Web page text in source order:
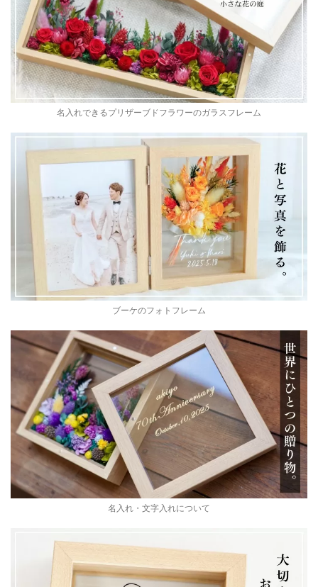
名入れできるプリザーブドフラワーのガラスフレーム
ブーケのフォトフレーム
名入れ・文字入れについて